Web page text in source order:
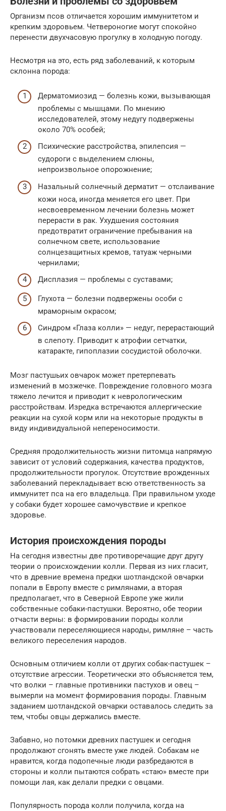
Организм псов отличается хорошим иммунитетом и
крепким здоровьем. Четвероногие могут спокойно
перенести двухчасовую прогулку в холодную погоду.
Несмотря на это, есть ряд заболеваний, к которым
склонна порода:
Дерматомиозид — болезнь кожи, вызывающая
проблемы с мышцами. По мнению
исследователей, этому недугу подвержены
около 70% особей;
Психические расстройства, эпилепсия —
судороги с выделением слюны,
непроизвольное опорожнение;
Назальный солнечный дерматит — отслаивание
кожи носа, иногда меняется его цвет. При
несвоевременном лечении болезнь может
перерасти в рак. Ухудшения состояния
предотвратит ограничение пребывания на
солнечном свете, использование
солнцезащитных кремов, татуаж черными
чернилами;
Дисплазия — проблемы с суставами;
Глухота — болезни подвержены особи с
мраморным окрасом;
Синдром «Глаза колли» — недуг, перерастающий
в слепоту. Приводит к атрофии сетчатки,
катаракте, гипоплазии сосудистой оболочки.
Мозг пастушьих овчарок может претерпевать
изменений в мозжечке. Повреждение головного мозга
тяжело лечится и приводит к неврологическим
расстройствам. Изредка встречаются аллергические
реакции на сухой корм или на некоторые продукты в
виду индивидуальной непереносимости.
Средняя продолжительность жизни питомца напрямую
зависит от условий содержания, качества продуктов,
продолжительности прогулок. Отсутствие врожденных
заболеваний перекладывает всю ответственность за
иммунитет пса на его владельца. При правильном уходе
у собаки будет хорошее самочувствие и крепкое
здоровье.
История происхождения породы
На сегодня известны две противоречащие друг другу
теории о происхождении колли. Первая из них гласит,
что в древние времена предки шотландской овчарки
попали в Европу вместе с римлянами, а вторая
предполагает, что в Северной Европе уже жили
собственные собаки-пастушки. Вероятно, обе теории
отчасти верны: в формировании породы колли
участвовали переселяющиеся народы, римляне – часть
великого переселения народов.
Основным отличием колли от других собак-пастушек –
отсутствие агрессии. Теоретически это объясняется тем,
что волки – главные противники пастухов и овец –
вымерли на момент формирования породы. Главным
заданием шотландской овчарки оставалось следить за
тем, чтобы овцы держались вместе.
Забавно, но потомки древних пастушек и сегодня
продолжают сгонять вместе уже людей. Собакам не
нравится, когда подопечные люди разбредаются в
стороны и колли пытаются собрать «стаю» вместе при
помощи лая, как делали предки с овцами.
Популярность порода колли получила, когда на